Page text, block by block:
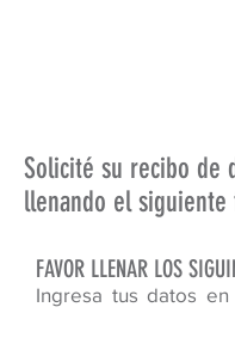
Solicité su recibo de
llenando el
FAVOR LLENAR LOS
Ingresa tus datos